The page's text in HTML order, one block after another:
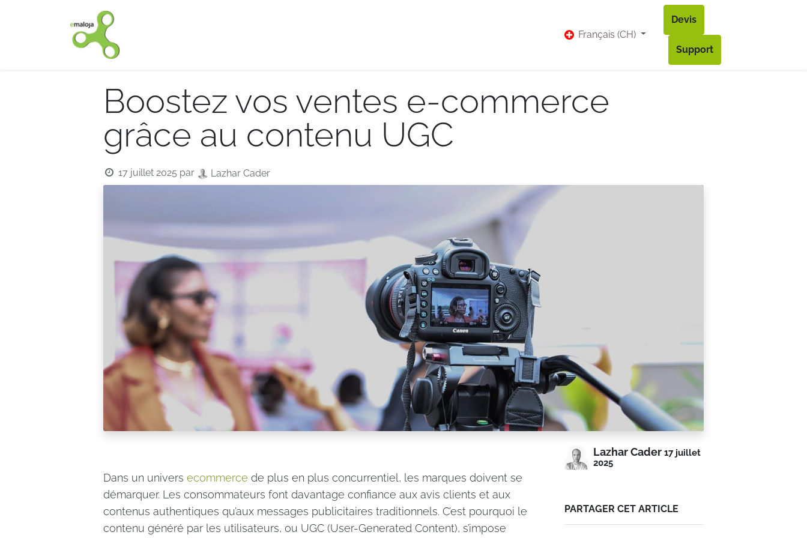
Bl​og Contact Accès à mon compte
Français (CH)
Devis
Support
Boostez vos ventes e-commerce
grâce au contenu UGC
17 juillet 2025 par Lazhar Cader
Dans un univers ecommerce ​ de plus en plus concurrentiel, les marques doivent se
démarquer. Les consommateurs font davantage confiance aux avis clients et aux
contenus authentiques qu’aux messages publicitaires traditionnels. C’est pourquoi le
contenu généré par les utilisateurs, ou UGC (User-Generated Content), s’impose
Lazhar Cader 17 juillet
2025
PARTAGER CET ARTICLE